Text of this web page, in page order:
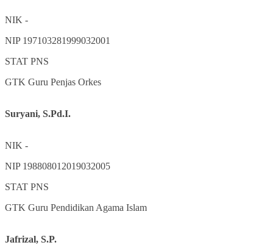
NIK -
NIP 197103281999032001
STAT PNS
GTK Guru Penjas Orkes
Suryani, S.Pd.I.
NIK -
NIP 198808012019032005
STAT PNS
GTK Guru Pendidikan Agama Islam
Jafrizal, S.P.